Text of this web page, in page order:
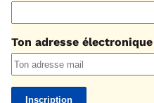
Ton adresse électronique